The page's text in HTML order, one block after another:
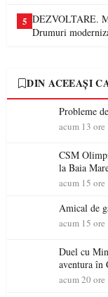
5 DEZVOLTARE.
Drumuri
DIN ACEEAȘI
Probleme
acum 13 ore
CSM Olimpia
la Baia
acum 15 ore
Amical de
acum 15 ore
Duel cu
aventura în
acum 20 ore